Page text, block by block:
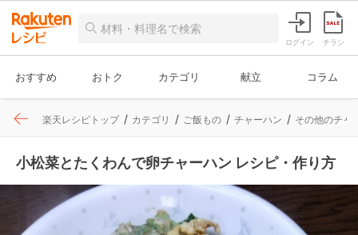
ログイン チラシ
おすすめ おトク カテゴリ 献立 コラム
楽天レシピトップ カテゴリ ご飯もの チャーハン その他のチャ
小松菜とたくわんで卵チャーハン レシピ・作り方